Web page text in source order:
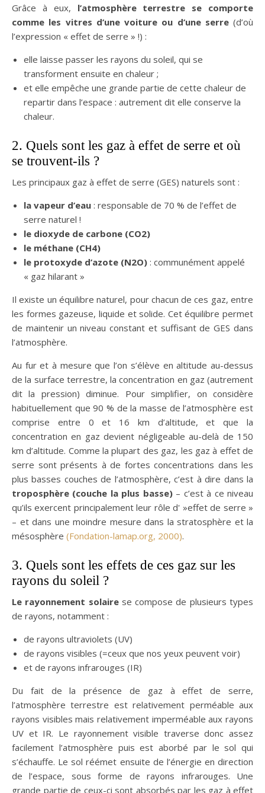
Grâce à eux, l’atmosphère terrestre se comporte
comme les vitres d’une voiture ou d’une serre(d’où
l’expression « effet de serre » !) :
elle laisse passer les rayons du soleil, qui se
transforment ensuite en chaleur ;
et elle empêche une grande partie de cette chaleur de
repartir dans l’espace : autrement dit elle conserve la
chaleur.
2. Quels sont les gaz à effet de serre et où
se trouvent-ils ?
Les principaux gaz à effet de serre (GES) naturels sont :
la vapeur d’eau : responsable de 70 % de l’effet de
serre naturel !
le dioxyde de carbone (CO2)
le méthane (CH4)
le protoxyde d’azote (N2O) : communément appelé
« gaz hilarant »
Il existe un équilibre naturel, pour chacun de ces gaz, entre
les formes gazeuse, liquide et solide. Cet équilibre permet
de maintenir un niveau constant et suffisant de GES dans
l’atmosphère.
Au fur et à mesure que l’on s’élève en altitude au-dessus
de la surface terrestre, la concentration en gaz (autrement
dit la pression) diminue. Pour simplifier, on considère
habituellement que 90 % de la masse de l’atmosphère est
comprise entre 0 et 16 km d’altitude, et que la
concentration en gaz devient négligeable au-delà de 150
km d’altitude. Comme la plupart des gaz, les gaz à effet de
serre sont présents à de fortes concentrations dans les
plus basses couches de l’atmosphère, c’est à dire dans la
troposphère (couche la plus basse)– c’est à ce niveau
qu’ils exercent principalement leur rôle d' »effet de serre »
– et dans une moindre mesure dans la stratosphère et la
mésosphère (Fondation-lamap.org, 2000).
3. Quels sont les effets de ces gaz sur les
rayons du soleil ?
Le rayonnement solairese compose de plusieurs types
de rayons, notamment :
de rayons ultraviolets (UV)
de rayons visibles (=ceux que nos yeux peuvent voir)
et de rayons infrarouges (IR)
Du fait de la présence de gaz à effet de serre,
l’atmosphère terrestre est relativement perméable aux
rayons visibles mais relativement imperméable aux rayons
UV et IR. Le rayonnement visible traverse donc assez
facilement l’atmosphère puis est aborbé par le sol qui
s’échauffe. Le sol réémet ensuite de l’énergie en direction
de l’espace, sous forme de rayons infrarouges. Une
grande partie de ceux-ci sont absorbés par les gaz à effet